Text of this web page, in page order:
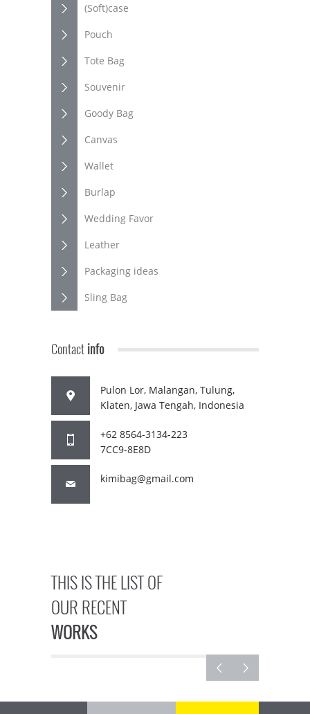
(Soft)case
Pouch
Tote Bag
Souvenir
Goody Bag
Canvas
Wallet
Burlap
Wedding Favor
Leather
Packaging ideas
Sling Bag
Contactinfo
Pulon Lor, Malangan, Tulung,
Klaten, Jawa Tengah, Indonesia
+62 8564-3134-223
7CC9-8E8D
kimibag@gmail.com
THIS IS THE LIST OF
OUR RECENT
WORKS